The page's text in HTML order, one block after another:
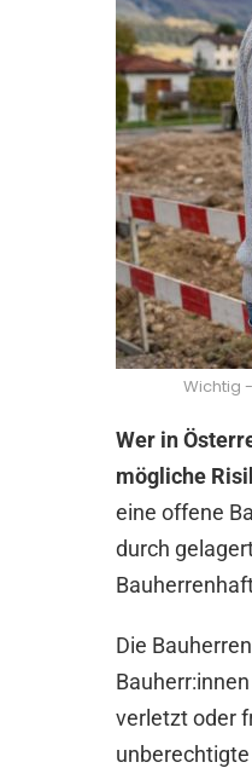
Wichtig
Wer in
mögliche
eine offene
durch
Die
verletzt oder